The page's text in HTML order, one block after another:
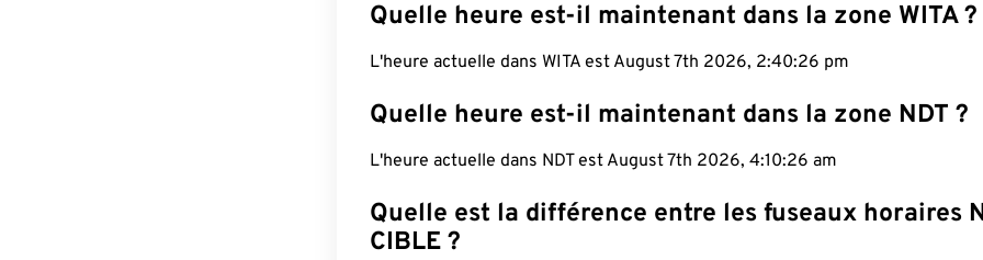
Quelle heure est-il maintenant dans la zone WITA ?
L'heure actuelle dans WITA est August 7th 2026, 2:40:27 pm
Quelle heure est-il maintenant dans la zone NDT ?
L'heure actuelle dans NDT est August 7th 2026, 4:10:27 am
Quelle est la différence entre les fuseaux horaires
CIBLE ?